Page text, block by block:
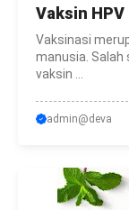
Vaksin HPV
Vaksinasi
manusia. Salah
vaksin ...
admin@deva